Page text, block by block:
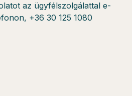
az ügyfélszolgálattal e-
+36 30 125 1080